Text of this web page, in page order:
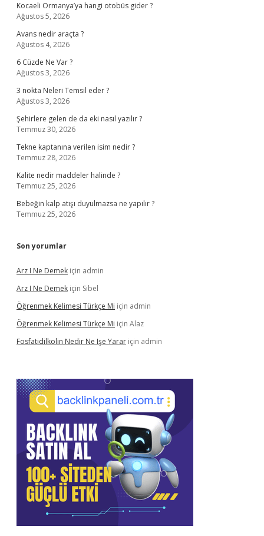
Kocaeli Ormanya’ya hangi otobüs gider ?
Ağustos 5, 2026
Avans nedir araçta ?
Ağustos 4, 2026
6 Cüzde Ne Var ?
Ağustos 3, 2026
3 nokta Neleri Temsil eder ?
Ağustos 3, 2026
Şehirlere gelen de da eki nasıl yazılır ?
Temmuz 30, 2026
Tekne kaptanına verilen isim nedir ?
Temmuz 28, 2026
Kalite nedir maddeler halinde ?
Temmuz 25, 2026
Bebeğin kalp atışı duyulmazsa ne yapılır ?
Temmuz 25, 2026
Son yorumlar
Arz I Ne Demek için admin
Arz I Ne Demek için Sibel
Öğrenmek Kelimesi Türkçe Mi için admin
Öğrenmek Kelimesi Türkçe Mi için Alaz
Fosfatidilkolin Nedir Ne Işe Yarar için admin